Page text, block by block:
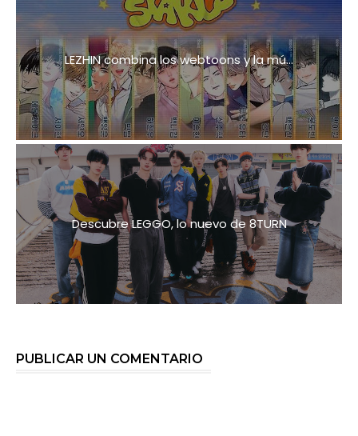
LEZHIN combina los webtoons y la mú...
Descubre LEGGO, lo nuevo de 8TURN
PUBLICAR UN COMENTARIO